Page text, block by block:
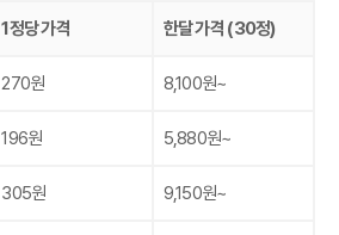
1정당 가격 한달 가격 (30정)
270원 8,100원~
196원 5,880원~
305원 9,150원~